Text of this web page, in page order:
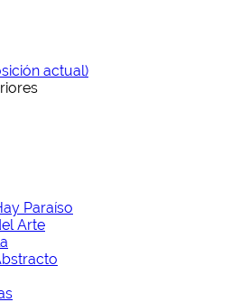
actual)
Paraíso
Arte